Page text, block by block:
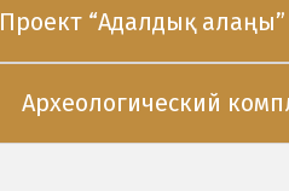
Проект “Адалдық алаңы”
Археологический